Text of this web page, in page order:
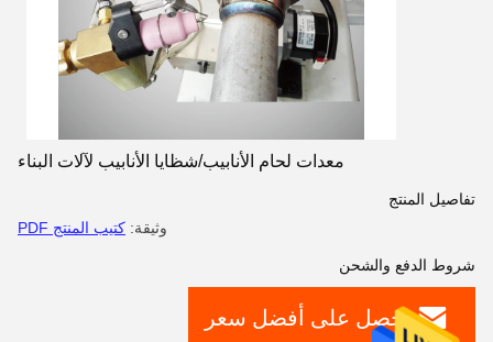
معدات لحام الأنابيب/شظايا الأنابيب لآلات البناء
تفاصيل المنتج
وثيقة: كتيب المنتج PDF
شروط الدفع والشحن
احصل على أفضل سعر